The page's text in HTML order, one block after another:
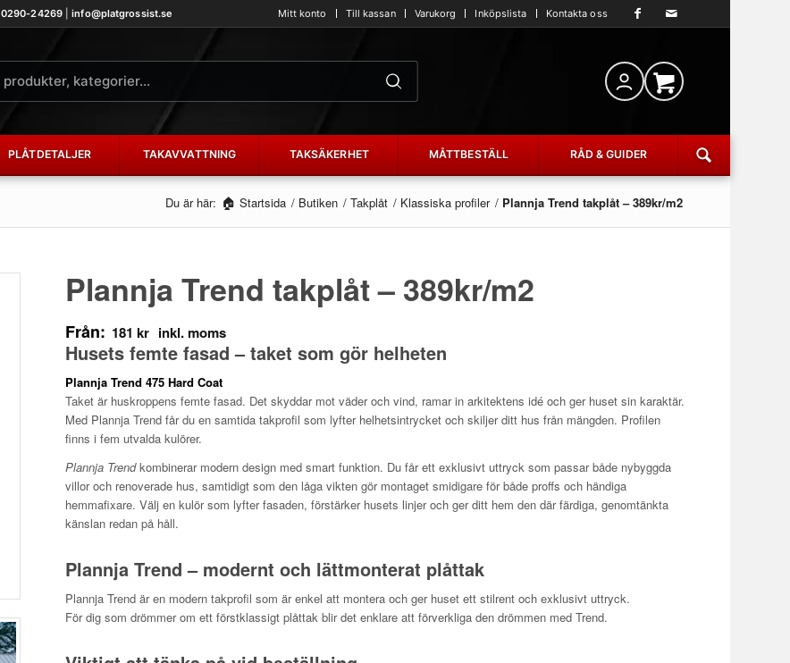
Mitt konto Till kassan Varukorg Inköpslista Kontakta oss
0290-24269|info@platgrossist.se
PLÅTDETALJER TAKAVVATTNING TAKSÄKERHET MÅTTBESTÄLL RÅD & GUIDER
Du är här: Startsida / Butiken / Takplåt / Klassiska profiler / Plannja Trend takplåt – 389kr/m2
Plannja Trend takplåt – 389kr/m2
Från: 181kr
Husets femte fasad – taket som gör helheten
Plannja Trend 475 Hard Coat
Taket är huskroppens femte fasad. Det skyddar mot väder och vind, ramar in arkitektens idé och ger huset sin karaktär.
Med Plannja Trend får du en samtida takprofil som lyfter helhetsintrycket och skiljer ditt hus från mängden. Profilen
finns i fem utvalda kulörer.
Plannja Trendkombinerar modern design med smart funktion. Du får ett exklusivt uttryck som passar både nybyggda
villor och renoverade hus, samtidigt som den låga vikten gör montaget smidigare för både proffs och händiga
hemmafixare. Välj en kulör som lyfter fasaden, förstärker husets linjer och ger ditt hem den där färdiga, genomtänkta
känslan redan på håll.
Plannja Trend – modernt och lättmonterat plåttak
Plannja Trend är en modern takprofil som är enkel att montera och ger huset ett stilrent och exklusivt uttryck.
För dig som drömmer om ett förstklassigt plåttak blir det enklare att förverkliga den drömmen med Trend.